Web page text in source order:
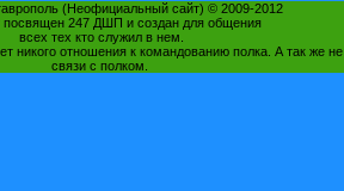
(Неофициальный сайт) © 2009-2012
посвящен 247 ДШП и создан для общения
всех тех кто служил в нем.
никого отношения к командованию полка. А так же
связи с полком.